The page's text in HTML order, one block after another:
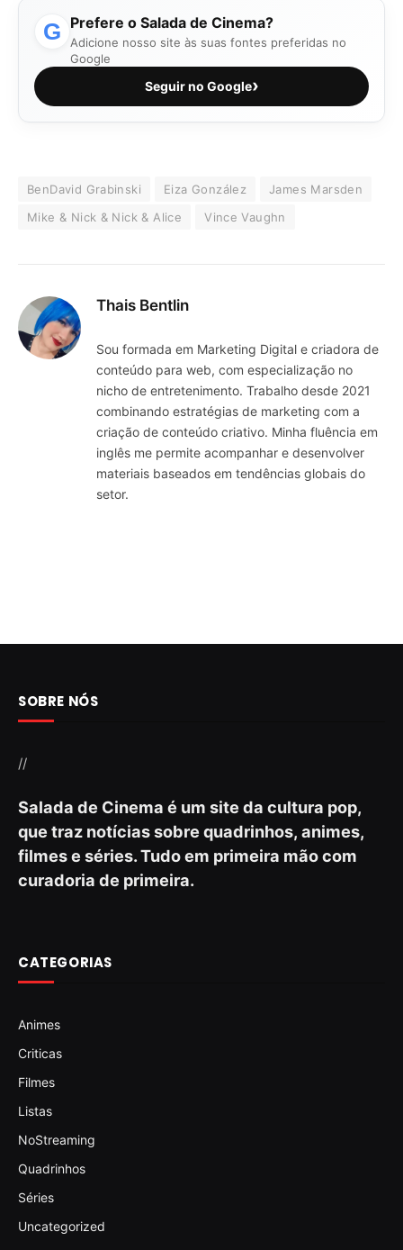
G Prefere o Salada de Cinema?
Adicione nosso site às suas fontes preferidas no
Google
Seguir no Google›
BenDavid Grabinski Eiza González
James Marsden
Mike & Nick & Nick & Alice
Vince Vaughn
Thais Bentlin
Sou formada em Marketing Digital e criadora de
conteúdo para web, com especialização no
nicho de entretenimento. Trabalho desde 2021
combinando estratégias de marketing com a
criação de conteúdo criativo. Minha fluência em
inglês me permite acompanhar e desenvolver
materiais baseados em tendências globais do
setor.
SOBRE NÓS
//
Salada de Cinema é um site da cultura pop,
que traz notícias sobre quadrinhos, animes,
filmes e séries. Tudo em primeira mão com
curadoria de primeira.
CATEGORIAS
Animes
Criticas
Filmes
Listas
NoStreaming
Quadrinhos
Séries
Uncategorized